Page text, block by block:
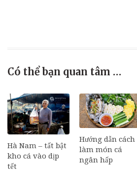
Có thể bạn quan tâm …
Hà Nam – tất bật
kho cá vào dịp
tết
Hướng dẫn cách
làm món cá
ngân hấp